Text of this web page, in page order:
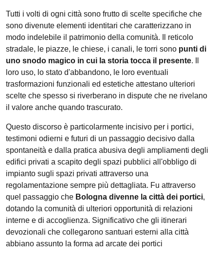
Tutti i volti di ogni città sono frutto di scelte specifiche che
sono divenute elementi identitari che caratterizzano in
modo indelebile il patrimonio della comunità. Il reticolo
stradale, le piazze, le chiese, i canali, le torri sono punti di
uno snodo magico in cui la storia tocca il presente. Il
loro uso, lo stato d'abbandono, le loro eventuali
trasformazioni funzionali ed estetiche attestano ulteriori
scelte che spesso si riverberano in dispute che ne rivelano
il valore anche quando trascurato.
Questo discorso è particolarmente incisivo per i portici,
testimoni odierni e futuri di un passaggio decisivo dalla
spontaneità e dalla pratica abusiva degli ampliamenti degli
edifici privati a scapito degli spazi pubblici all'obbligo di
impianto sugli spazi privati attraverso una
regolamentazione sempre più dettagliata. Fu attraverso
quel passaggio che Bologna divenne la città dei portici,
dotando la comunità di ulteriori opportunità di relazioni
interne e di accoglienza. Significativo che gli itinerari
devozionali che collegarono santuari esterni alla città
abbiano assunto la forma ad arcate dei portici